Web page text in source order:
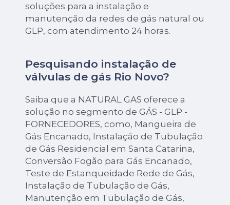
soluções para a instalação e
manutenção da redes de gás natural ou
GLP, com atendimento 24 horas.
Pesquisando instalação de
válvulas de gás Rio Novo?
Saiba que a NATURAL GAS oferece a
solução no segmento de GÁS - GLP -
FORNECEDORES, como, Mangueira de
Gás Encanado, Instalação de Tubulação
de Gás Residencial em Santa Catarina,
Conversão Fogão para Gás Encanado,
Teste de Estanqueidade Rede de Gás,
Instalação de Tubulação de Gás,
Manutenção em Tubulação de Gás,